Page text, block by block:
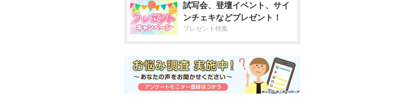
試写会、登壇イベント、サイ
ンチェキなどプレゼント！
プレゼント特集